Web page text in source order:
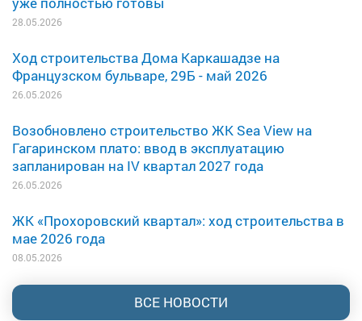
28.05.2026
Ход строительства Дома Каркашадзе на
Французском бульваре, 29Б - май 2026
26.05.2026
Возобновлено строительство ЖК Sea View на
Гагаринском плато: ввод в эксплуатацию
запланирован на IV квартал 2027 года
26.05.2026
ЖК «Прохоровский квартал»: ход строительства в
мае 2026 года
08.05.2026
ВСЕ НОВОСТИ